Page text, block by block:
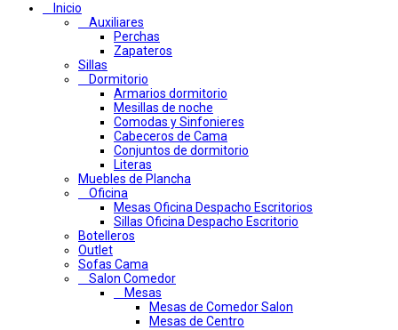
Inicio
Auxiliares
Perchas
Zapateros
Sillas
Dormitorio
Armarios dormitorio
Mesillas de noche
Comodas y Sinfonieres
Cabeceros de Cama
Conjuntos de dormitorio
Literas
Muebles de Plancha
Oficina
Mesas Oficina Despacho Escritorios
Sillas Oficina Despacho Escritorio
Botelleros
Outlet
Sofas Cama
Salon Comedor
Mesas
Mesas de Comedor Salon
Mesas de Centro